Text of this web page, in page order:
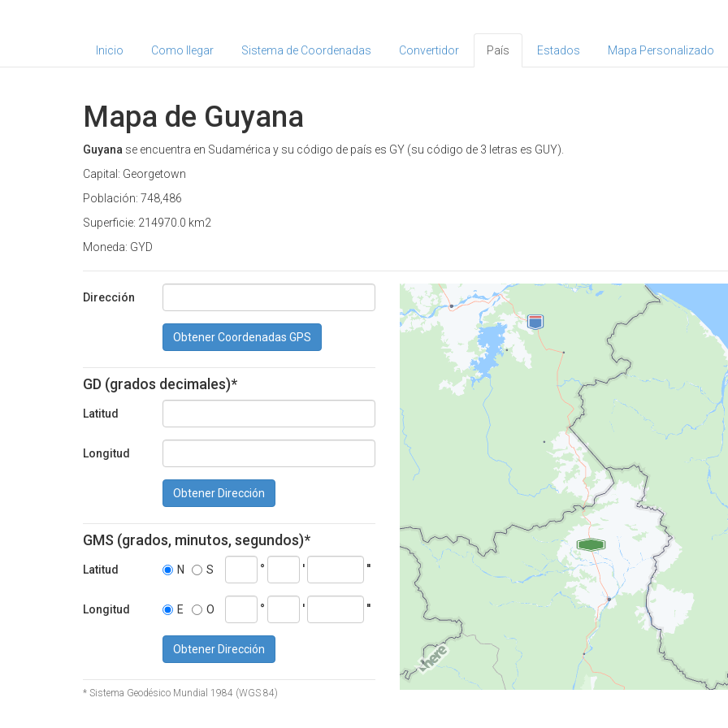
Inicio Como llegar Sistema de Coordenadas Convertidor País Estados Mapa Personalizado
Mapa de Guyana
Guyana se encuentra en Sudamérica y su código de país es GY (su código de 3 letras es GUY).
Capital: Georgetown
Población: 748,486
Superficie: 214970.0 km2
Moneda: GYD
Dirección
Obtener Coordenadas GPS
GD (grados decimales)*
Latitud
Longitud
Obtener Dirección
GMS (grados, minutos, segundos)*
Latitud N S ° ' ''
Longitud E O ° ' ''
Obtener Dirección
* Sistema Geodésico Mundial 1984 (WGS 84)